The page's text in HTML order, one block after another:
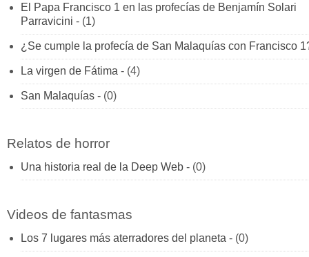
El Papa Francisco 1 en las profecías de Benjamín Solari
Parravicini - (1)
¿Se cumple la profecía de San Malaquías con Francisco
La virgen de Fátima - (4)
San Malaquías - (0)
Relatos de horror
Una historia real de la Deep Web - (0)
Videos de fantasmas
Los 7 lugares más aterradores del planeta - (0)